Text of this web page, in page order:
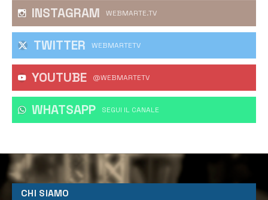
INSTAGRAM WEBMARTE.TV
TWITTER WEBMARTETV
YOUTUBE @WEBMARTETV
WHATSAPP ‎SEGUI IL CANALE
CHI SIAMO